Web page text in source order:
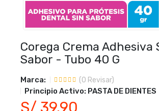
Corega Crema Adhesiva
Sabor - Tubo 40 G
Marca: (0 Revisar)
Principio Activo: PASTA DE DIENTES
S/ 39.90